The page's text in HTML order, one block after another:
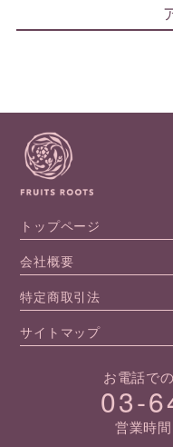
トップページ
会社概要
特定商取引法
サイトマップ
お電話で
03-
営業時